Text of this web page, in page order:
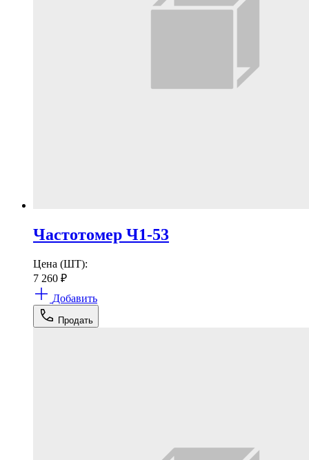
Частотомер Ч1-53
Цена (ШТ):
7 260 ₽
Добавить
Продать